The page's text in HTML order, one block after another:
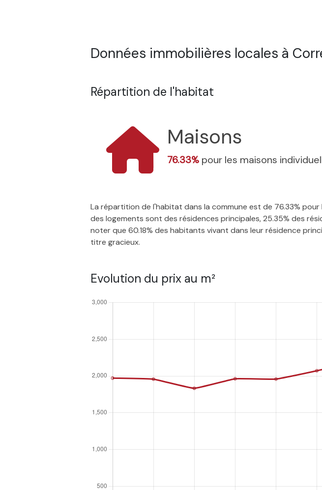
Données immobilières locales à
Répartition de l'habitat
Maisons
76.33% pour les maisons
La répartition de l'habitat dans la commune est de 76.33% pour
des logements sont des résidences principales, 25.35% des
noter que 60.18% des habitants vivant dans leur résidence
titre gracieux.
Evolution du prix au m²